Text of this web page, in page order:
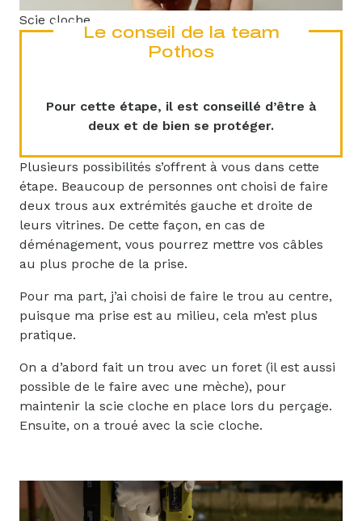
Scie cloche
Le conseil de la team
Pothos
Pour cette étape, il est conseillé d’être à
deux et de bien se protéger.
Plusieurs possibilités s’offrent à vous dans cette
étape. Beaucoup de personnes ont choisi de faire
deux trous aux extrémités gauche et droite de
leurs vitrines. De cette façon, en cas de
déménagement, vous pourrez mettre vos câbles
au plus proche de la prise.
Pour ma part, j’ai choisi de faire le trou au centre,
puisque ma prise est au milieu, cela m’est plus
pratique.
On a d’abord fait un trou avec un foret (il est aussi
possible de le faire avec une mèche), pour
maintenir la scie cloche en place lors du perçage.
Ensuite, on a troué avec la scie cloche.